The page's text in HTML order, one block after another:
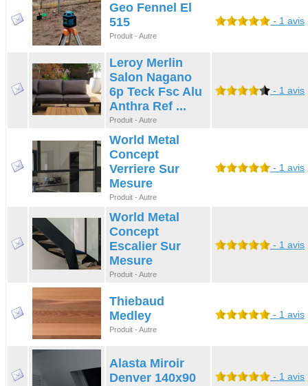
Geo Fennel El
515
Produit - Autre
- 1 avis
Leroy Merlin
Salon Nagano
6p Teck Fsc Alu
Anthra Ref ...
Produit - Autre
- 1 avis
World Metal
Concept
Verriere Sur
Mesure
Produit - Autre
- 1 avis
World Metal
Concept
Escalier Sur
Mesure
Produit - Autre
- 1 avis
Thiebaud
Medley
Produit - Autre
- 1 avis
Alasta Miroir
Denver 140x90
- 1 avis